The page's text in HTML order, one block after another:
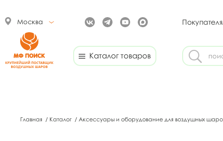
Москва
Каталог товаров
Главная / Каталог / Аксессуары и оборудование для воздушных